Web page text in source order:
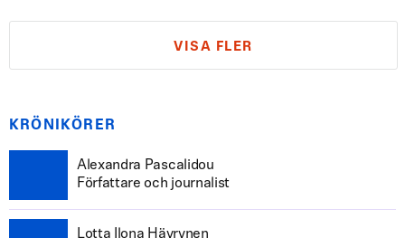
VISA FLER
KRÖNIKÖRER
Alexandra Pascalidou
Författare och journalist
Lotta Ilona Häyrynen